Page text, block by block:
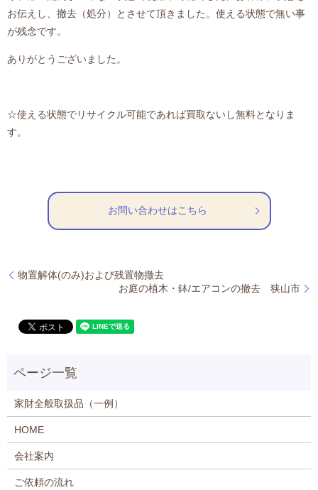
お伝えし、撤去（処分）とさせて頂きました。使える状態で無い事
が残念です。
ありがとうございました。
☆使える状態でリサイクル可能であれば買取ないし無料となりま
す。
お問い合わせはこちら
物置解体(のみ)および残置物撤去
お庭の植木・鉢/エアコンの撤去 狭山市
家財全般取扱品（一例）
HOME
会社案内
ご依頼の流れ